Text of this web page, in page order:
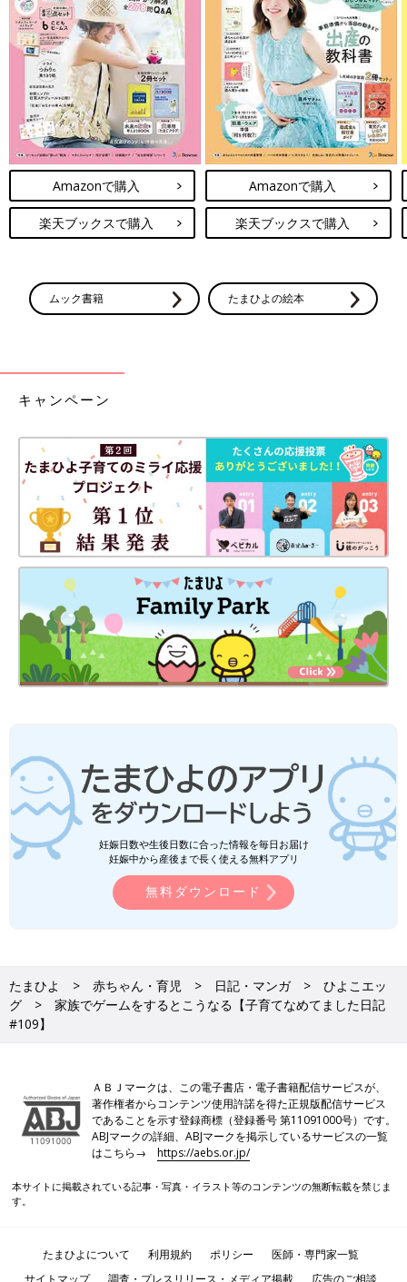
Amazonで購入
楽天ブックスで購入
Amazonで購入
楽天ブックスで購入
ムック書籍 たまひよの絵本
キャンペーン
妊娠日数や生後日数に合った情報を毎日お届け
妊娠中から産後まで長く使える無料アプリ
無料ダウンロード
たまひよ 赤ちゃん・育児 日記・マンガ
ひよこエッ
グ
家族でゲームをするとこうなる【子育てなめてました日記
#109】
ＡＢＪマークは、この電子書店・電子書籍配信サービスが、
著作権者からコンテンツ使用許諾を得た正規版配信サービス
であることを示す登録商標（登録番号 第11091000号）です。
ABJマークの詳細、ABJマークを掲示しているサービスの一覧
はこちら→https://aebs.or.jp/
本サイトに掲載されている記事・写真・イラスト等のコンテンツの無断転載を禁じま
す。
たまひよについて 利用規約 ポリシー
医師・専門家一覧